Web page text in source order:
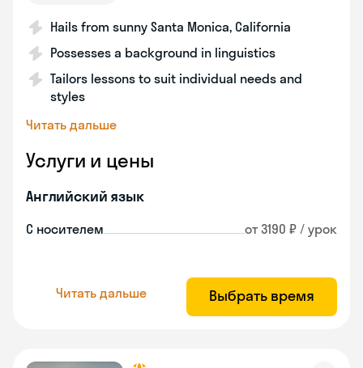
Hails from sunny Santa Monica, California
Possesses a background in linguistics
Tailors lessons to suit individual needs and
styles
Читать дальше
Услуги и цены
Английский язык
С носителем от 3190 ₽ / урок
Читать дальше Выбрать время